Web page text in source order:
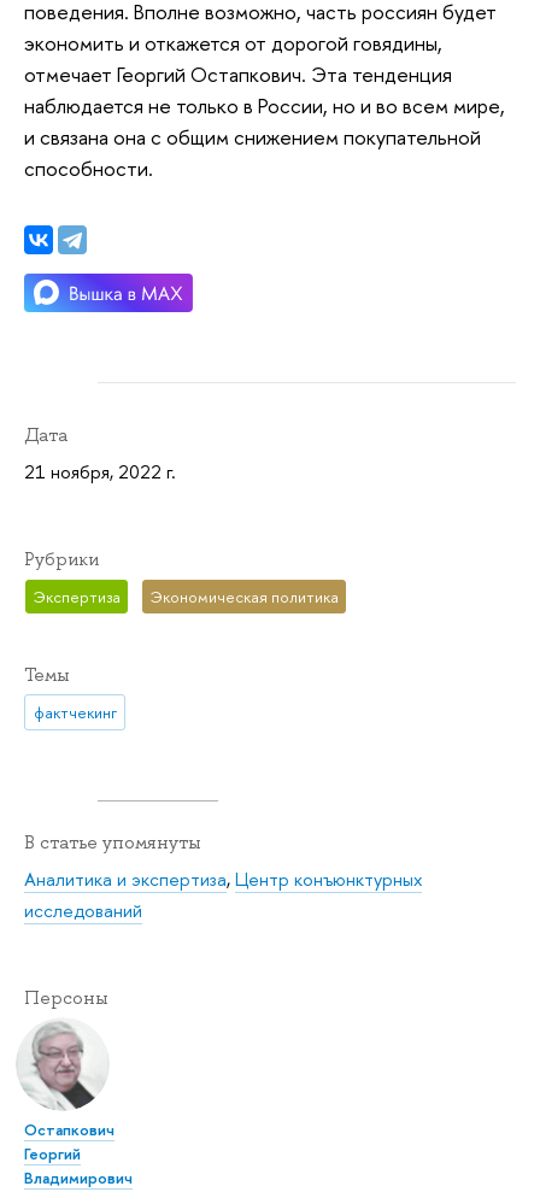
поведения. Вполне возможно, часть россиян будет
экономить и откажется от дорогой говядины,
отмечает Георгий Остапкович. Эта тенденция
наблюдается не только в России, но и во всем мире,
и связана она с общим снижением покупательной
способности.
Дата
21 ноября, 2022 г.
Рубрики
Экспертиза Экономическая политика
Темы
фактчекинг
В статье упомянуты
Аналитика и экспертиза,Центр конъюнктурных
исследований
Персоны
Остапкович
Георгий
Владимирович